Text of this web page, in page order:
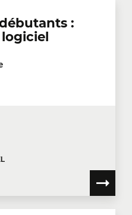
intéressés par une
en présentiel dans
mode virtuel, nous
adaptées aux
tarifs de groupes sont
ligne.
: